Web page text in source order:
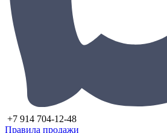
+7 914 704-12-48
Правила продажи